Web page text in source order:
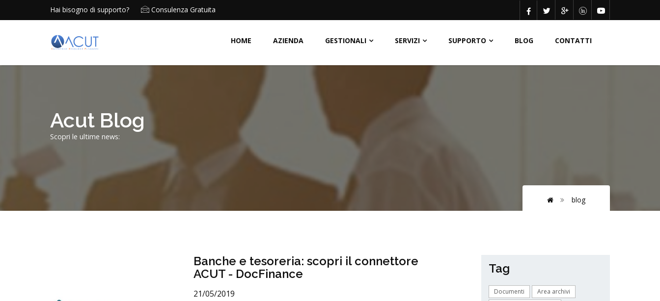
Hai bisogno di supporto? Consulenza Gratuita
HOME AZIENDA GESTIONALI SERVIZI SUPPORTO BLOG CONTATTI
Acut Blog
Scopri le ultime news:
blog
Banche e tesoreria: scopri il connettore
ACUT - DocFinance
21/05/2019
Tag
Documenti
Area archivi